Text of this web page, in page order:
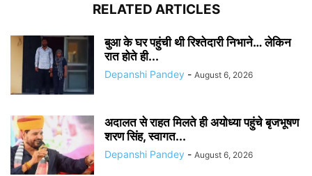
RELATED ARTICLES
बुआ के घर पहुंची थी रिश्तेदारी निभाने… लेकिन
रात होते ही...
Depanshi Pandey - August 6, 2026
अदालत से राहत मिलते ही अयोध्या पहुंचे बृजभूषण
शरण सिंह, स्वागत...
Depanshi Pandey - August 6, 2026